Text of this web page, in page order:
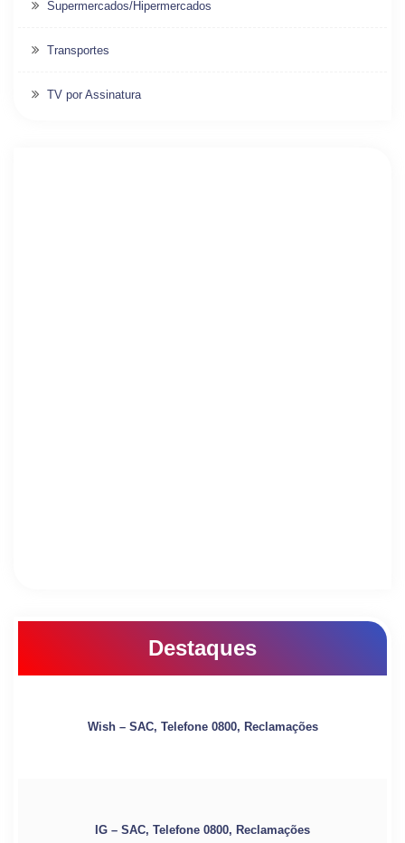
Supermercados/Hipermercados
Transportes
TV por Assinatura
Destaques
Wish – SAC, Telefone 0800, Reclamações
IG – SAC, Telefone 0800, Reclamações